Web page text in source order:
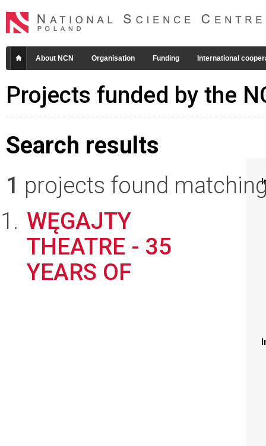
About NCN Organisation Funding International
Projects funded by the
Search results
1 projects found
WĘGAJTY
THEATRE - 35
YEARS OF